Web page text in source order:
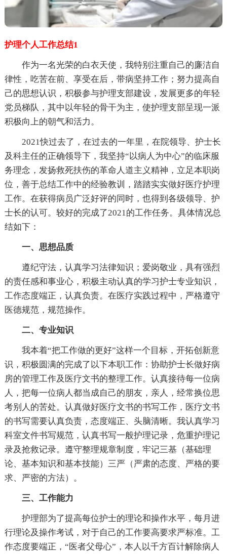
护理个人工作总结1
作为一名光荣的白衣天使，我特别注重自己的廉洁自
律性，吃苦在前、享受在后，带病坚持工作；努力提高自
己的思想认识，积极参与护理支部建设，发展更多的年轻
党员梯队，其中以年轻的骨干为主，使护理支部呈现一派
积极向上的朝气和活力。
2021快过去了，在过去的一年里，在院领导、护士长
及科主任的正确领导下，我坚持“以病人为中心”的临床服
务理念，发扬救死扶伤的革命人道主义精神，立足本职岗
位，善于总结工作中的经验教训，踏踏实实做好医疗护理
工作。在获得病员广泛好评的同时，也得到各级领导、护
士长的认可。较好的完成了2021的工作任务。具体情况总
结如下：
一、思想品质
遵纪守法，认真学习法律知识；爱岗敬业，具有强烈
的责任感和事业心，积极主动认真的学习护士专业知识，
工作态度端正，认真负责。在医疗实践过程中，严格遵守
医德规范，规范操作。
二、专业知识
我本着“把工作做的更好”这样一个目标，开拓创新意
识，积极圆满的完成了以下本职工作：协助护士长做好病
房的管理工作及医疗文书的整理工作。认真接待每一位病
人，把每一位病人都当成自己的朋友，亲人，经常换位思
考别人的苦处。认真做好医疗文书的书写工作，医疗文书
的书写需要认真负责，态度端正、头脑清晰。我认真学习
科室文件书写规范，认真书写一般护理记录，危重护理记
录及抢救记录。遵守整理规章制度，牢记三基（基础理
论、基本知识和基本技能）三严（严肃的态度、严格的要
求、严密的方法）。
三、工作能力
护理部为了提高每位护士的理论和操作水平，每月进
行理论及操作考试，对于自己的工作要高要求严标准。工
作态度要端正，“医者父母心”，本人以千方百计解除病人